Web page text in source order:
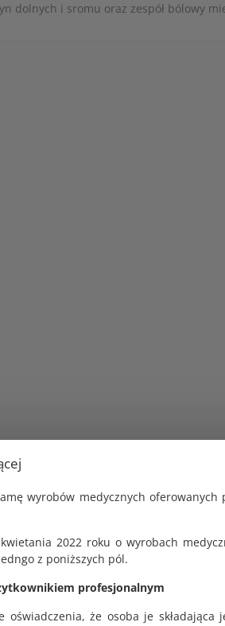
wyrobów medycznych oferowanych
2022 roku o wyrobach
z poniższych pól.
profesjonalnym
oświadczenia, że osoba je składająca
dolnych i sromu oraz zespół bólowy